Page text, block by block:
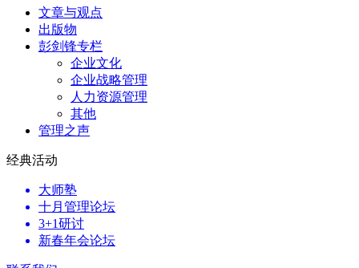
文章与观点
出版物
彭剑锋专栏
企业文化
企业战略管理
人力资源管理
其他
管理之声
经典活动
大师塾
十月管理论坛
3+1研讨
新春年会论坛